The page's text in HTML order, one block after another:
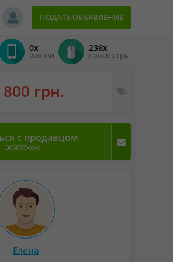
ПОДАТЬ ОБЪЯВЛЕНИЕ
0x
звонки
236x
просмотры
грн.
с продавцом
066087xxxx
Елена